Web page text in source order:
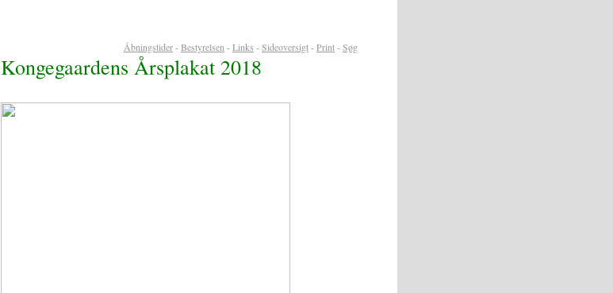
Åbningstider-Bestyrelsen -Links -Sideoversigt-Print-Søg
Kongegaardens Årsplakat 2018